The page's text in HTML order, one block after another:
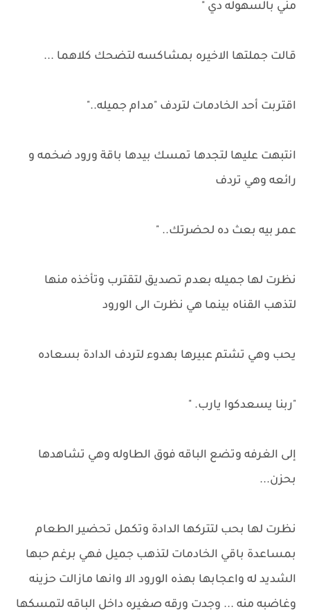
مني بالسهوله دي "
قالت جملتها الاخيره بمشاكسه لتضحك كلاهما ...
اقتربت أحد الخادمات لتردف "مدام جميله.."
انتبهت عليها لتجدها تمسك بيدها باقة ورود ضخمه و
رائعه وهي تردف
عمر بيه بعث ده لحضرتك.. "
نظرت لها جميله بعدم تصديق لتقترب وتأخذه منها
لتذهب القناه بينما هي نظرت الى الورود
يحب وهي تشتم عبيرها بهدوء لتردف الدادة بسعاده
"ربنا يسعدكوا يارب. "
إلى الغرفه وتضع الباقه فوق الطاوله وهي تشاهدها
بحزن...
نظرت لها بحب لتتركها الدادة وتكمل تحضير الطعام
بمساعدة باقي الخادمات لتذهب جميل فهي برغم حبها
الشديد له واعجابها بهذه الورود الا وانها مازالت حزينه
وغاضبه منه ... وجدت ورقه صغيره داخل الباقه لتمسكها